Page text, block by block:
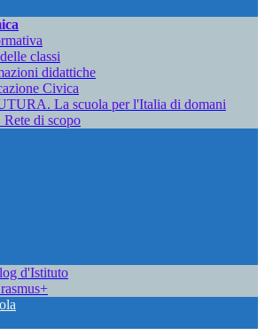
classi
didattiche
Civica
La scuola per l'Italia di domani
di scopo
d'Istituto